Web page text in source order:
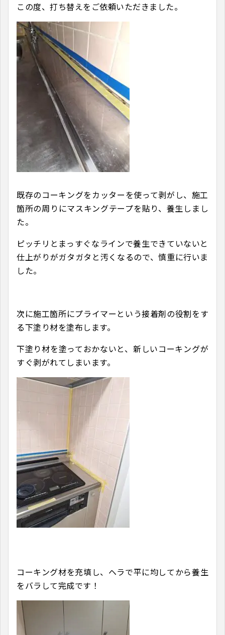
この度、打ち替えをご依頼いただきました。
既存のコーキングをカッターを使って剥がし、施工
箇所の周りにマスキングテープを貼り、養生しまし
た。
ピッチリとまっすぐなラインで養生できていないと
仕上がりがガタガタと汚くなるので、慎重に行いま
した。
次に施工箇所にプライマーという接着剤の役割をす
る下塗り材を塗布します。
下塗り材を塗っておかないと、新しいコーキングが
すぐ剥がれてしまいます。
コーキング材を充填し、ヘラで平に均してから養生
をバラして完成です！